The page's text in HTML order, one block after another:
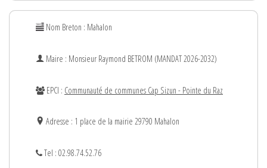
Nom Breton : Mahalon
Maire : Monsieur Raymond BETROM (MANDAT 2026-2032)
EPCI : Communauté de communes Cap Sizun - Pointe du Raz
Adresse : 1 place de la mairie 29790 Mahalon
Tel : 02.98.74.52.76